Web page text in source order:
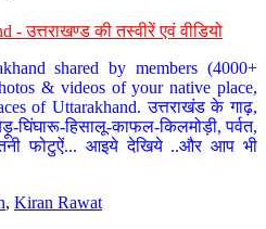
उत्तराखण्ड की तस्वीरें एवं वीडियो
shared by members (4000+
& videos of your native place,
of Uttarakhand. उत्तराखंड के गाढ़,
घिंघारू-हिसालू-काफल-किलमोड़ी, पर्वत,
फोटुऐं... आइये देखिये ..और आप भी
, Kiran Rawat